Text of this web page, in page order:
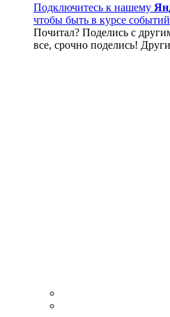
Подключитесь к нашему
чтобы быть в курсе
Почитал? Поделись с
все, срочно поделись!